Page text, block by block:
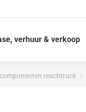
verhuur & verkoop
reachtruck